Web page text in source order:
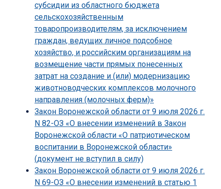
субсидии из областного бюджета
сельскохозяйственным
товаропроизводителям, за исключением
граждан, ведущих личное подсобное
хозяйство, и российским организациям на
возмещение части прямых понесенных
затрат на создание и (или) модернизацию
животноводческих комплексов молочного
направления (молочных ферм)»
Закон Воронежской области от 9 июля 2026 г.
N 82-ОЗ «О внесении изменений в Закон
Воронежской области «О патриотическом
воспитании в Воронежской области»
(документ не вступил в силу)
Закон Воронежской области от 9 июля 2026 г.
N 69-ОЗ «О внесении изменений в статью 1